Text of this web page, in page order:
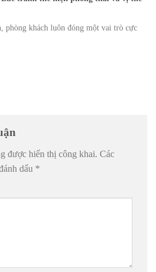
phòng khách luôn đóng một vai trò cực
được hiển thị công khai. Các
dấu *